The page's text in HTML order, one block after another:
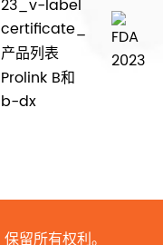
保留所有权利。